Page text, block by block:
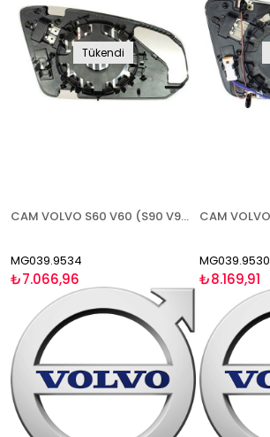
Tükendi
CAM VOLVO S60 V60 (S90 V90 2017-) 2019- ISITMALI ASFERİK SOL
MG039.9534
₺7.066,96
MG039.9530
₺8.169,91